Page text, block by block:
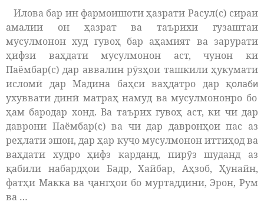
Илова бар ин фармоишоти ҳазрати Расул(с) сираи
амалии он ҳазрат ва таърихи гузаштаи
мусулмонон худ гувоҳ бар аҳамият ва зарурати
ҳифзи ваҳдати мусулмонон аст, чунон ки
Паёмбар(с) дар аввалин рӯзҳои ташкили ҳукумати
исломӣ дар Мадина баҳси ваҳдатро дар қолаби
ухуввати динӣ матраҳ намуд ва мусулмононро бо
ҳам бародар хонд. Ва таърих гувоҳ аст, ки чи дар
даврони Паёмбар(с) ва чи дар давронҳои пас аз
реҳлати эшон, дар ҳар куҷо мусулмонон иттиҳод ва
ваҳдати худро ҳифз карданд, пирӯз шуданд аз
қабили набардҳои Бадр, Хайбар, Аҳзоб, Ҳунайн,
фатҳи Макка ва ҷангҳои бо муртаддини, Эрон, Рум
ва …